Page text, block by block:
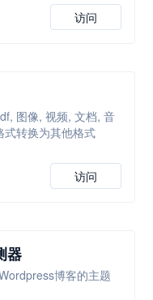
访问
图像, 视频, 文档, 音
式转换为其他格式
访问
器
博客的主题